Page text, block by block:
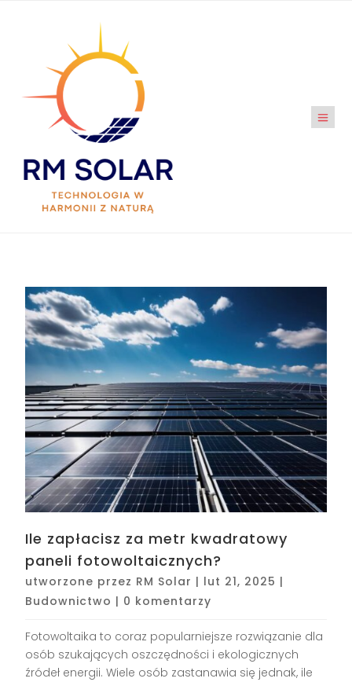
Ile zapłacisz za metr kwadratowy
paneli fotowoltaicznych?
utworzone przez RM Solar | lut 21, 2025 |
Budownictwo | 0 komentarzy
Fotowoltaika to coraz popularniejsze rozwiązanie dla
osób szukających oszczędności i ekologicznych
źródeł energii. Wiele osób zastanawia się jednak, ile